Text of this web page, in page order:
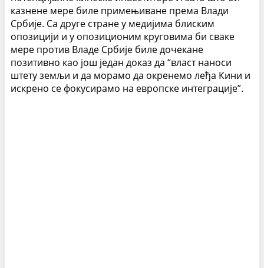
казнене мере биле примењиване према Влади
Србије. Са друге стране у медијима блиским
опозицији и у опозиционим круговима би сваке
мере против Владе Србије биле дочекане
позитивно као још један доказ да “власт наноси
штету земљи и да морамо да окренемо леђа Кини и
искрено се фокусирамо на европске интеграције”.